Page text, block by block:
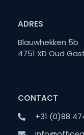
ADRES
Blauwhekken 5b
4751 XD Oud
CONTACT
+31 (0)88